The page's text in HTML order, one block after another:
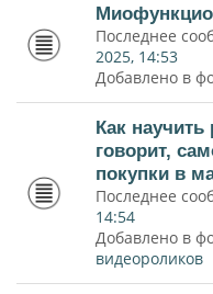
Последнее
2025, 14:53
Добавлено в
Как
говорит,
покупки в
Последнее
14:54
Добавлено в
видеороликов